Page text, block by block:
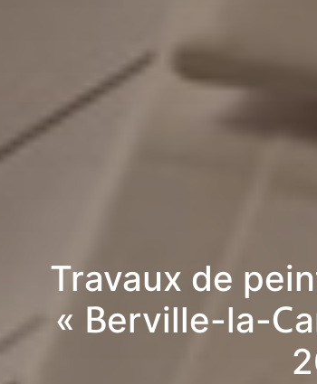
Travaux de
« Berville-la-